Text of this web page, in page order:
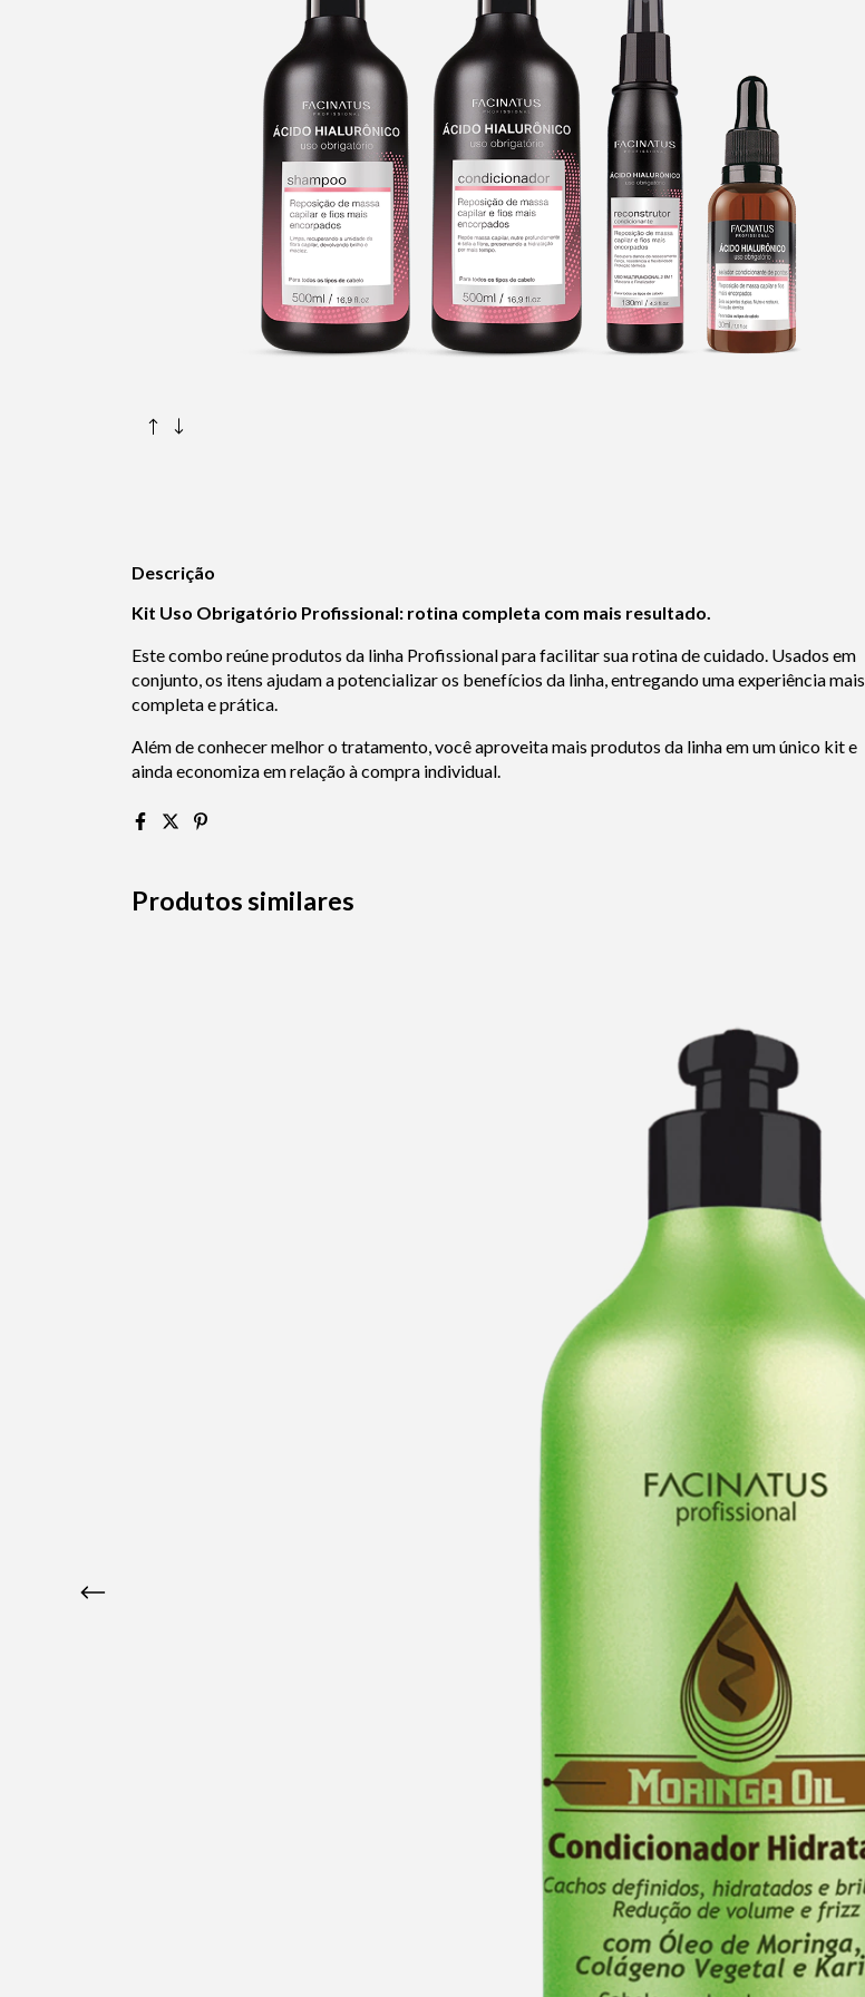
Descrição
Kit Uso Obrigatório Profissional: rotina completa com mais resultado.
Este combo reúne produtos da linha Profissional para facilitar sua rotina de cuidado. Usados em
conjunto, os itens ajudam a potencializar os benefícios da linha, entregando uma experiência mais
completa e prática.
Além de conhecer melhor o tratamento, você aproveita mais produtos da linha em um único kit e
ainda economiza em relação à compra individual.
Produtos similares